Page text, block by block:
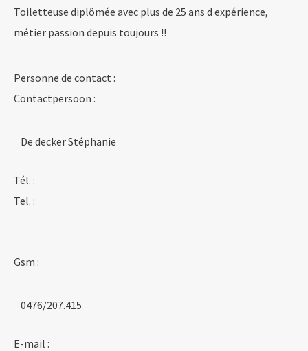
Toiletteuse diplômée avec plus de 25 ans d expérience,
métier passion depuis toujours !!
Personne de contact :
Contactpersoon :
De decker Stéphanie
Tél. :
Tel. :
Gsm :
0476/207.415
E-mail :